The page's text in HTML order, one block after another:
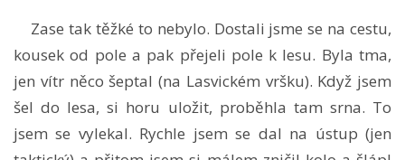
Zase tak těžké to nebylo. Dostali jsme se na cestu,
kousek od pole a pak přejeli pole k lesu. Byla tma,
jen vítr něco šeptal (na Lasvickém vršku). Když jsem
šel do lesa, si horu uložit, proběhla tam srna. To
jsem se vylekal. Rychle jsem se dal na ústup (jen